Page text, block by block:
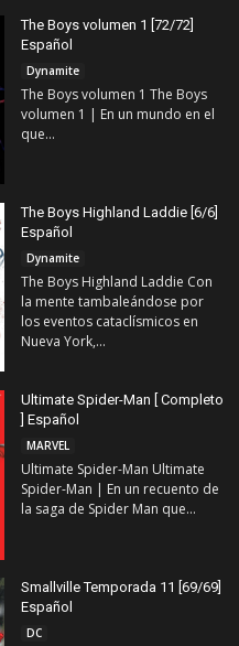
The Boys volumen 1 [72/72]
Español
Dynamite
The Boys volumen 1 The Boys
volumen 1 | En un mundo en el
que...
The Boys Highland Laddie [6/6]
Español
Dynamite
The Boys Highland Laddie Con
la mente tambaleándose por
los eventos cataclísmicos en
Nueva York,...
Ultimate Spider-Man [ Completo
] Español
MARVEL
Ultimate Spider-Man Ultimate
Spider-Man | En un recuento de
la saga de Spider Man que...
Smallville Temporada 11 [69/69]
Español
DC